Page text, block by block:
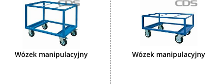
Wózek manipulacyjny Wózek manipulacyjny